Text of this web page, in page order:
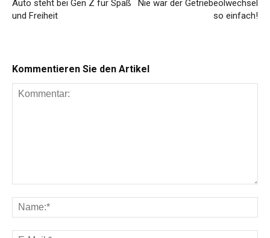
Auto steht bei Gen Z für Spaß
und Freiheit
Nie war der Getriebeölwechsel
so einfach!
Kommentieren Sie den Artikel